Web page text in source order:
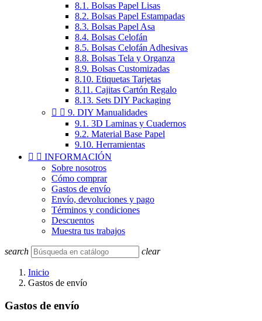
8.1. Bolsas Papel Lisas
8.2. Bolsas Papel Estampadas
8.3. Bolsas Papel Asa
8.4. Bolsas Celofán
8.5. Bolsas Celofán Adhesivas
8.8. Bolsas Tela y Organza
8.9. Bolsas Customizadas
8.10. Etiquetas Tarjetas
8.11. Cajitas Cartón Regalo
8.13. Sets DIY Packaging
  9. DIY Manualidades
9.1. 3D Laminas y Cuadernos
9.2. Material Base Papel
9.10. Herramientas
  INFORMACIÓN
Sobre nosotros
Cómo comprar
Gastos de envío
Envío, devoluciones y pago
Términos y condiciones
Descuentos
Muestra tus trabajos
search clear
Inicio
Gastos de envío
Gastos de envío